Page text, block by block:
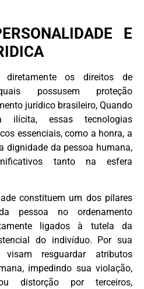
E
diretamente os direitos de
possusem proteção
jurídico brasileiro, Quando
ilícita, essas tecnologias
essenciais, como a honra, a
dignidade da pessoa humana,
tanto na esfera
constituem um dos pilares
pessoa no ordenamento
ligados à tutela da
do indivíduo. Por sua
resguardar atributos
impedindo sua violação,
distorção por terceiros,